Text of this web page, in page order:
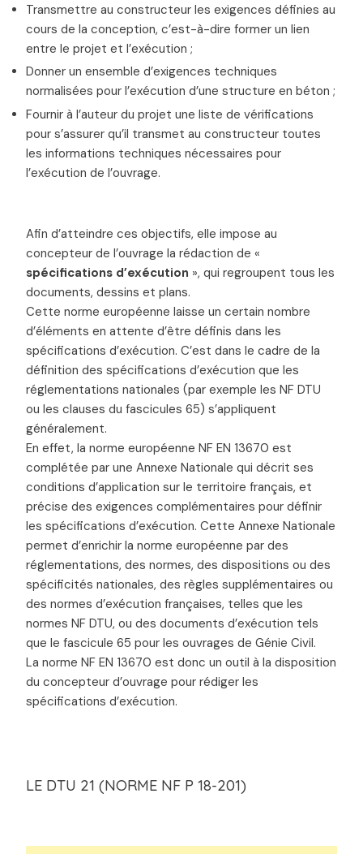
Transmettre au constructeur les exigences définies au
cours de la conception, c’est-à-dire former un lien
entre le projet et l’exécution ;
Donner un ensemble d’exigences techniques
normalisées pour l’exécution d’une structure en béton ;
Fournir à l’auteur du projet une liste de vérifications
pour s’assurer qu’il transmet au constructeur toutes
les informations techniques nécessaires pour
l’exécution de l’ouvrage.
Afin d’atteindre ces objectifs, elle impose au
concepteur de l’ouvrage la rédaction de «
spécifications d’exécution », qui regroupent tous les
documents, dessins et plans.
Cette norme européenne laisse un certain nombre
d’éléments en attente d’être définis dans les
spécifications d’exécution. C’est dans le cadre de la
définition des spécifications d’exécution que les
réglementations nationales (par exemple les NF DTU
ou les clauses du fascicules 65) s’appliquent
généralement.
En effet, la norme européenne NF EN 13670 est
complétée par une Annexe Nationale qui décrit ses
conditions d’application sur le territoire français, et
précise des exigences complémentaires pour définir
les spécifications d’exécution. Cette Annexe Nationale
permet d’enrichir la norme européenne par des
réglementations, des normes, des dispositions ou des
spécificités nationales, des règles supplémentaires ou
des normes d’exécution françaises, telles que les
normes NF DTU, ou des documents d’exécution tels
que le fascicule 65 pour les ouvrages de Génie Civil.
La norme NF EN 13670 est donc un outil à la disposition
du concepteur d’ouvrage pour rédiger les
spécifications d’exécution.
LE DTU 21 (NORME NF P 18-201)